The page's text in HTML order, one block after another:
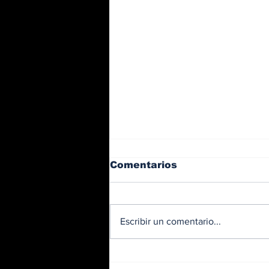
Comentarios
Escribir un comentario...